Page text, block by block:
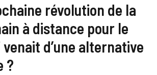
révolution de la
à distance pour le
d’une alternative
?